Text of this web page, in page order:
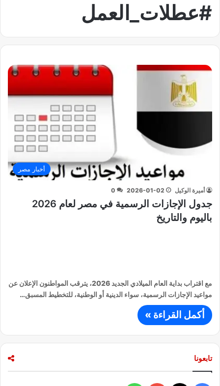
#عطلات_العمل
أخبار مصر
أميرة الوكيل 2026-01-02
0
جدول الإجازات الرسمية في مصر لعام 2026
باليوم والتاريخ
مع اقتراب بداية العام الميلادي الجديد 2026، يترقب المواطنون الإعلان عن
مواعيد الإجازات الرسمية، سواء الدينية أو الوطنية، للتخطيط المسبق…
أكمل القراءة »
تابعونا